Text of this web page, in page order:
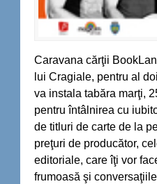
Caravana cărţii
lui Cragiale, pentru al
va instala tabăra marţi,
pentru întâlnirea cu
de titluri de carte de la
preţuri de producător,
editoriale, care îţi vor
frumoasă şi